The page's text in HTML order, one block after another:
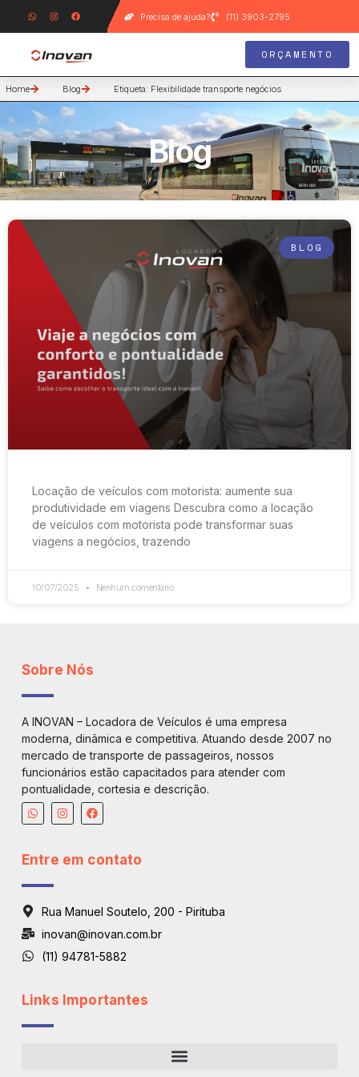
Precisa de ajuda? (11) 3903-2795
ORÇAMENTO
Home Blog Etiqueta: Flexibilidade transporte negócios
Blog
BLOG
Locação de veículos com motorista: aumente sua
produtividade em viagens Descubra como a locação
de veículos com motorista pode transformar suas
viagens a negócios, trazendo
10/07/2025 Nenhum comentário
Sobre Nós
A INOVAN – Locadora de Veículos é uma empresa
moderna, dinâmica e competitiva. Atuando desde 2007 no
mercado de transporte de passageiros, nossos
funcionários estão capacitados para atender com
pontualidade, cortesia e descrição.
Entre em contato
Rua Manuel Soutelo, 200 - Pirituba
inovan@inovan.com.br
(11) 94781-5882
Links Importantes